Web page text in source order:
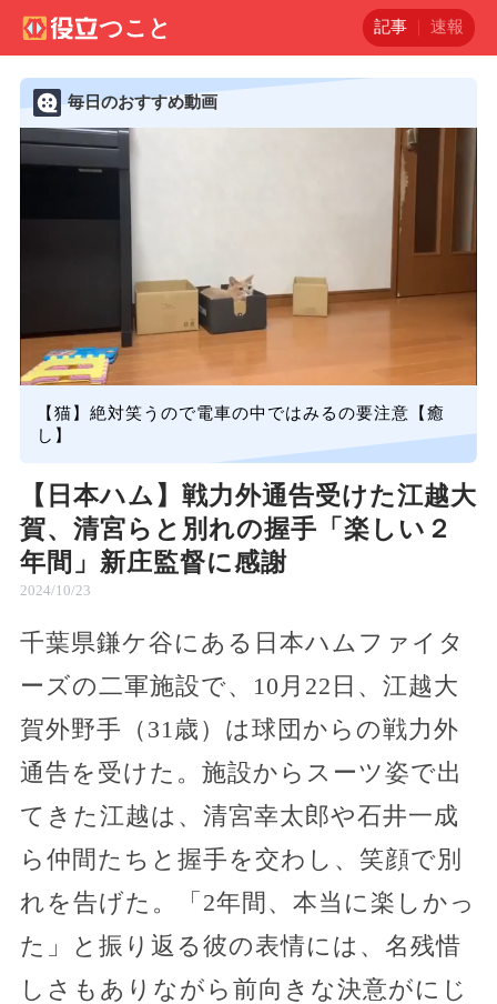
記事 速報
毎日のおすすめ動画
【猫】絶対笑うので電車の中ではみるの要注意【癒
し】
【日本ハム】戦力外通告受けた江越大
賀、清宮らと別れの握手「楽しい２
年間」新庄監督に感謝
2024/10/23
千葉県鎌ケ谷にある日本ハムファイタ
ーズの二軍施設で、10月22日、江越大
賀外野手（31歳）は球団からの戦力外
通告を受けた。施設からスーツ姿で出
てきた江越は、清宮幸太郎や石井一成
ら仲間たちと握手を交わし、笑顔で別
れを告げた。「2年間、本当に楽しかっ
た」と振り返る彼の表情には、名残惜
しさもありながら前向きな決意がにじ